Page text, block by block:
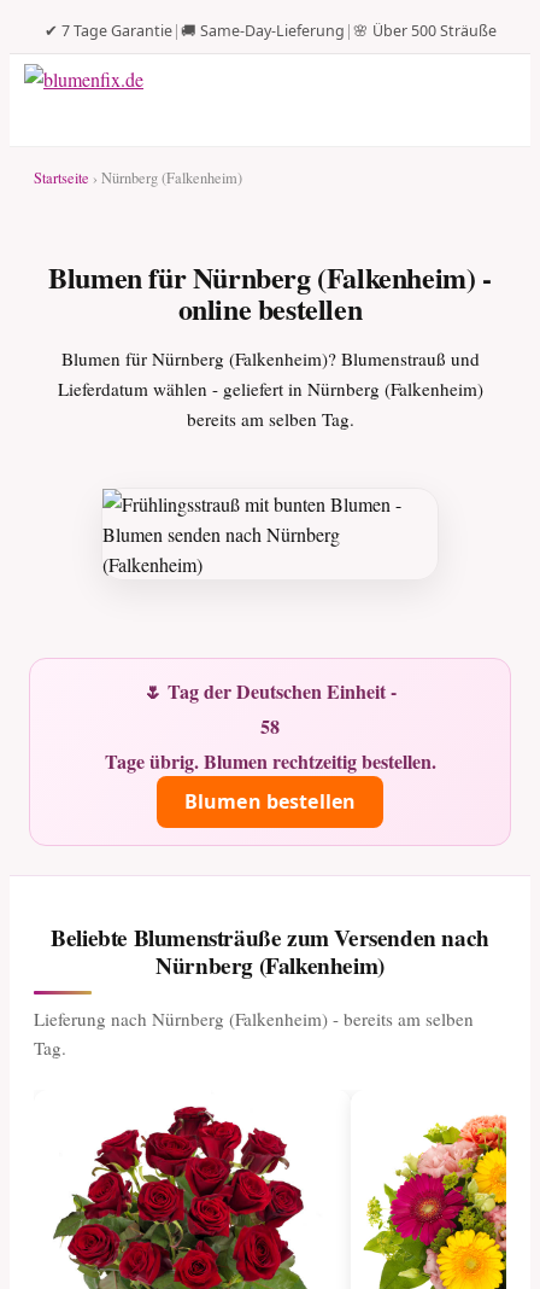
✔ 7 Tage Garantie|🚚 Same-Day-Lieferung |🌸 Über 500 Sträuße
Startseite › Nürnberg (Falkenheim)
Blumen für Nürnberg (Falkenheim) -
online bestellen
Blumen für Nürnberg (Falkenheim)? Blumenstrauß und
Lieferdatum wählen - geliefert in Nürnberg (Falkenheim)
bereits am selben Tag.
🌷 Tag der Deutschen Einheit -
58
Tage übrig. Blumen rechtzeitig bestellen.
Blumen bestellen
Beliebte Blumensträuße zum Versenden nach
Nürnberg (Falkenheim)
Lieferung nach Nürnberg (Falkenheim) - bereits am selben
Tag.